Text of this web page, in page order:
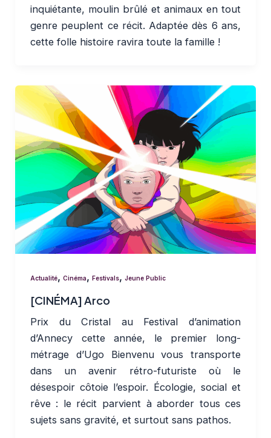
inquiétante, moulin brûlé et animaux en tout
genre peuplent ce récit. Adaptée dès 6 ans,
cette folle histoire ravira toute la famille !
Actualité, Cinéma, Festivals, Jeune Public
[CINÉMA] Arco
Prix du Cristal au Festival d’animation
d’Annecy cette année, le premier long-
métrage d’Ugo Bienvenu vous transporte
dans un avenir rétro-futuriste où le
désespoir côtoie l’espoir. Écologie, social et
rêve : le récit parvient à aborder tous ces
sujets sans gravité, et surtout sans pathos.